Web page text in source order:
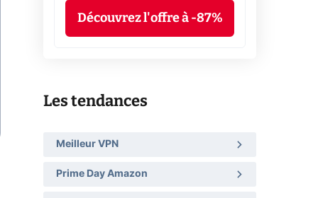
Découvrez l'offre à -87%
Les tendances
Meilleur VPN
Prime Day Amazon